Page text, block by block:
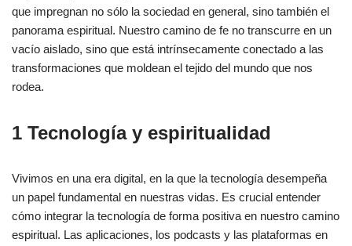
que impregnan no sólo la sociedad en general, sino también el
panorama espiritual. Nuestro camino de fe no transcurre en un
vacío aislado, sino que está intrínsecamente conectado a las
transformaciones que moldean el tejido del mundo que nos
rodea.
1 Tecnología y espiritualidad
Vivimos en una era digital, en la que la tecnología desempeña
un papel fundamental en nuestras vidas. Es crucial entender
cómo integrar la tecnología de forma positiva en nuestro camino
espiritual. Las aplicaciones, los podcasts y las plataformas en